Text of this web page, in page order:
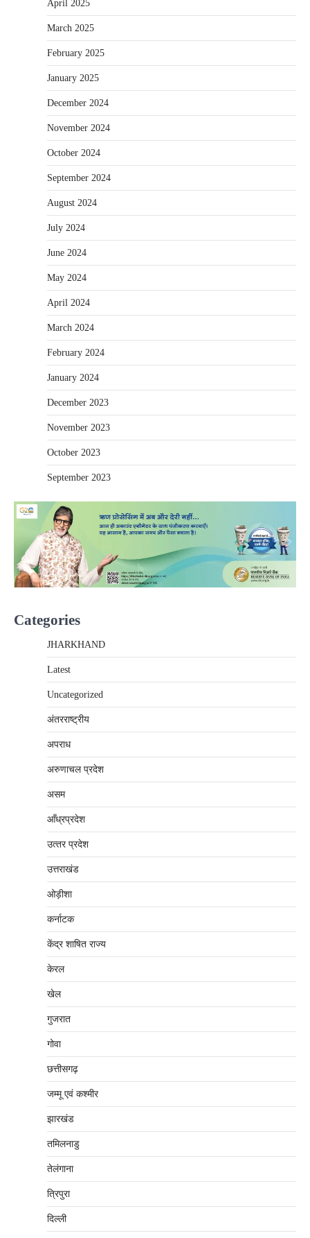
April 2025
March 2025
February 2025
January 2025
December 2024
November 2024
October 2024
September 2024
August 2024
July 2024
June 2024
May 2024
April 2024
March 2024
February 2024
January 2024
December 2023
November 2023
October 2023
September 2023
Categories
JHARKHAND
Latest
Uncategorized
अंतरराष्‍ट्रीय
अपराध
अरुणाचल प्रदेश
असम
आँध्रप्रदेश
उत्‍तर प्रदेश
उत्तराखंड
ओड़ीशा
कर्नाटक
केंद्र शाषित राज्य
केरल
खेल
गुजरात
गोवा
छत्तीसगढ़
जम्‍मू एवं कश्‍मीर
झारखंड
तमिलनाडु
तेलंगाना
त्रिपुरा
दिल्‍ली